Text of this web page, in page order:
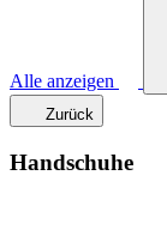
Alle anzeigen
Zurück
Handschuhe